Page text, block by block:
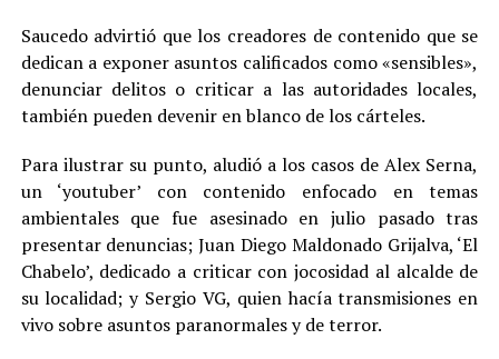
Saucedo advirtió que los creadores de contenido que se
dedican a exponer asuntos calificados como «sensibles»,
denunciar delitos o criticar a las autoridades locales,
también pueden devenir en blanco de los cárteles.
Para ilustrar su punto, aludió a los casos de Alex Serna,
un ‘youtuber’ con contenido enfocado en temas
ambientales que fue asesinado en julio pasado tras
presentar denuncias; Juan Diego Maldonado Grijalva, ‘El
Chabelo’, dedicado a criticar con jocosidad al alcalde de
su localidad; y Sergio VG, quien hacía transmisiones en
vivo sobre asuntos paranormales y de terror.